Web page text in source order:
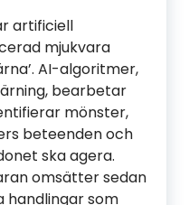
artificiell
mjukvara
AI-algoritmer,
bearbetar
mönster,
beteenden och
ska agera.
omsätter sedan
handlingar som